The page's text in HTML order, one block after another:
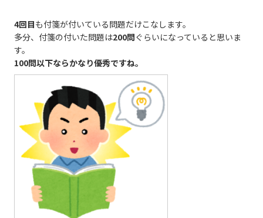
4回目も付箋が付いている問題だけこなします。
多分、付箋の付いた問題は200問ぐらいになっていると思いま
す。
100問以下ならかなり優秀ですね。